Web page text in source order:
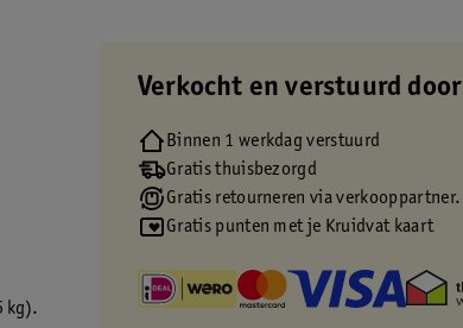
kg).
Verkocht en verstuurd door
Binnen 1 werkdag verstuurd
Gratis thuisbezorgd
Gratis retourneren via verkooppartner.
Gratis punten met je Kruidvat kaart